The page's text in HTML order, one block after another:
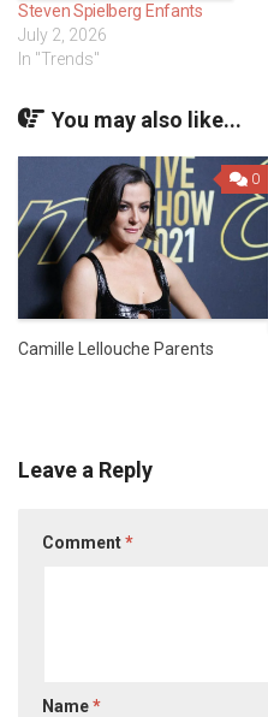
Steven Spielberg Enfants
July 2, 2026
In "Trends"
You may also like...
0
Camille Lellouche Parents
Leave a Reply
Comment*
Name*